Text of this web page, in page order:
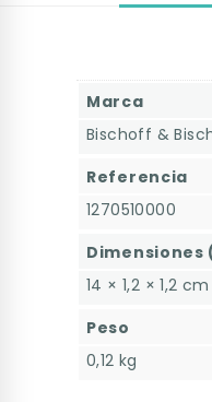
Marca
Bischoff &
Referencia
1270510000
Dimensiones
14 × 1,2 × 1,2 cm
Peso
0,12 kg